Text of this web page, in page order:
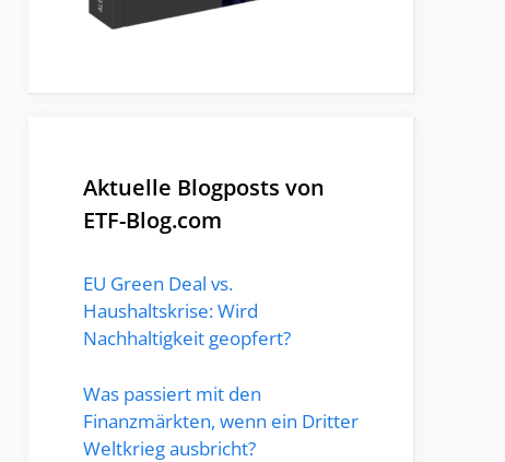
Aktuelle Blogposts von
ETF-Blog.com
EU Green Deal vs.
Haushaltskrise: Wird
Nachhaltigkeit geopfert?
Was passiert mit den
Finanzmärkten, wenn ein Dritter
Weltkrieg ausbricht?